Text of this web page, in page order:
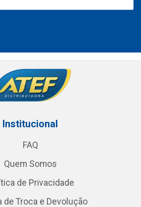
Institucional
FAQ
Quem Somos
de Privacidade
de Troca e Devolução